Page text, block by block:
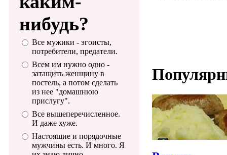
нибудь?
Все мужики - эгоисты,
потребители, предатели.
Всем им нужно одно -
затащить женщину в
постель, а потом сделать
из нее "домашнюю
прислугу".
Все вышеперечисленное.
И даже хуже.
Настоящие и порядочные
мужчины есть. И много. Я